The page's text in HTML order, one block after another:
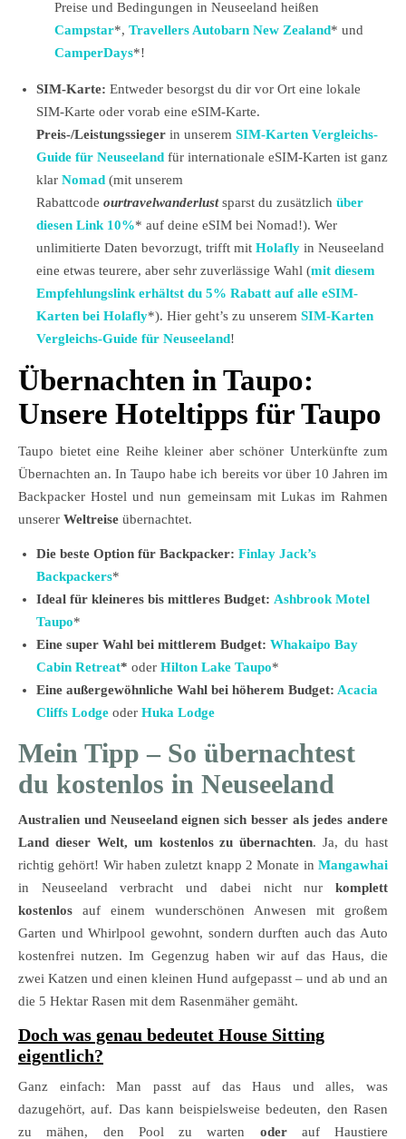
Preise und Bedingungen in Neuseeland heißen
Campstar*, Travellers Autobarn New Zealand* und
CamperDays*!
SIM-Karte: Entweder besorgst du dir vor Ort eine lokale
SIM-Karte oder vorab eine eSIM-Karte.
Preis-/Leistungssieger in unserem SIM-Karten Vergleichs-
Guide für Neuseeland für internationale eSIM-Karten ist ganz
klar Nomad (mit unserem
Rabattcode ourtravelwanderlust sparst du zusätzlich über
diesen Link 10%* auf deine eSIM bei Nomad!). Wer
unlimitierte Daten bevorzugt, trifft mit Holafly in Neuseeland
eine etwas teurere, aber sehr zuverlässige Wahl (mit diesem
Empfehlungslink erhältst du 5% Rabatt auf alle eSIM-
Karten bei Holafly*). Hier geht’s zu unserem SIM-Karten
Vergleichs-Guide für Neuseeland!
Übernachten in Taupo:
Unsere Hoteltipps für Taupo
Taupo bietet eine Reihe kleiner aber schöner Unterkünfte zum
Übernachten an. In Taupo habe ich bereits vor über 10 Jahren im
Backpacker Hostel und nun gemeinsam mit Lukas im Rahmen
unserer Weltreise übernachtet.
Die beste Option für Backpacker: Finlay Jack’s
Backpackers*
Ideal für kleineres bis mittleres Budget: Ashbrook Motel
Taupo*
Eine super Wahl bei mittlerem Budget: Whakaipo Bay
Cabin Retreat* oder Hilton Lake Taupo*
Eine außergewöhnliche Wahl bei höherem Budget: Acacia
Cliffs Lodge oder Huka Lodge
Mein Tipp – So übernachtest
du kostenlos in Neuseeland
Australien und Neuseeland eignen sich besser als jedes andere
Land dieser Welt, um kostenlos zu übernachten. Ja, du hast
richtig gehört! Wir haben zuletzt knapp 2 Monate in Mangawhai
in Neuseeland verbracht und dabei nicht nur komplett
kostenlos auf einem wunderschönen Anwesen mit großem
Garten und Whirlpool gewohnt, sondern durften auch das Auto
kostenfrei nutzen. Im Gegenzug haben wir auf das Haus, die
zwei Katzen und einen kleinen Hund aufgepasst – und ab und an
die 5 Hektar Rasen mit dem Rasenmäher gemäht.
Doch was genau bedeutet House Sitting
eigentlich?
Ganz einfach: Man passt auf das Haus und alles, was
dazugehört, auf. Das kann beispielsweise bedeuten, den Rasen
zu mähen, den Pool zu warten oderauf Haustiere